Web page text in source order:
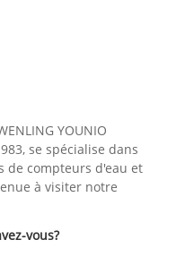
YOUNIO
se spécialise dans
de compteurs d'eau et
à visiter notre
vous?